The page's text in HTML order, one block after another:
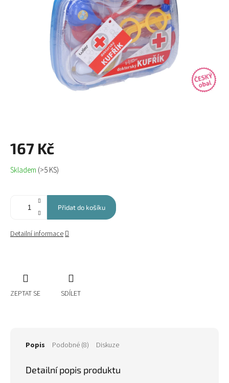
167 Kč
Měrná
cena:
Skladem (>5 KS)
Přidat do košíku
Detailní informace
ZEPTAT SE SDÍLET
Popis Podobné (8) Diskuze
Detailní popis produktu